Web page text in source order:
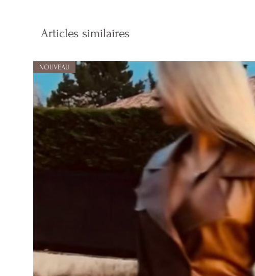
Articles similaires
NOUVEAU